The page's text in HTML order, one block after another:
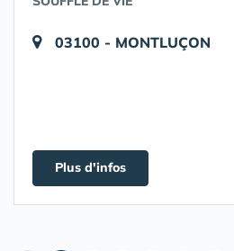
03100 - MONTLUÇON
Plus d'infos